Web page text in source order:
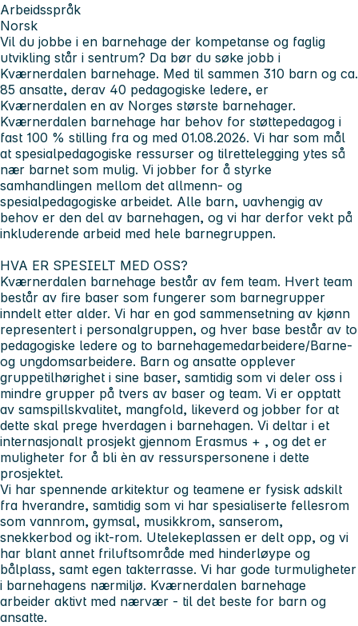
Arbeidsspråk
Norsk
Vil du jobbe i en barnehage der kompetanse og faglig
utvikling står i sentrum? Da bør du søke jobb i
Kværnerdalen barnehage. Med til sammen 310 barn og ca.
85 ansatte, derav 40 pedagogiske ledere, er
Kværnerdalen en av Norges største barnehager.
Kværnerdalen barnehage har behov for støttepedagog i
fast 100 % stilling fra og med 01.08.2026. Vi har som mål
at spesialpedagogiske ressurser og tilrettelegging ytes så
nær barnet som mulig. Vi jobber for å styrke
samhandlingen mellom det allmenn- og
spesialpedagogiske arbeidet. Alle barn, uavhengig av
behov er den del av barnehagen, og vi har derfor vekt på
inkluderende arbeid med hele barnegruppen.
HVA ER SPESIELT MED OSS?
Kværnerdalen barnehage består av fem team. Hvert team
består av fire baser som fungerer som barnegrupper
inndelt etter alder. Vi har en god sammensetning av kjønn
representert i personalgruppen, og hver base består av to
pedagogiske ledere og to barnehagemedarbeidere/Barne-
og ungdomsarbeidere. Barn og ansatte opplever
gruppetilhørighet i sine baser, samtidig som vi deler oss i
mindre grupper på tvers av baser og team. Vi er opptatt
av samspillskvalitet, mangfold, likeverd og jobber for at
dette skal prege hverdagen i barnehagen. Vi deltar i et
internasjonalt prosjekt gjennom Erasmus + , og det er
muligheter for å bli èn av ressurspersonene i dette
prosjektet.
Vi har spennende arkitektur og teamene er fysisk adskilt
fra hverandre, samtidig som vi har spesialiserte fellesrom
som vannrom, gymsal, musikkrom, sanserom,
snekkerbod og ikt-rom. Utelekeplassen er delt opp, og vi
har blant annet friluftsområde med hinderløype og
bålplass, samt egen takterrasse. Vi har gode turmuligheter
i barnehagens nærmiljø. Kværnerdalen barnehage
arbeider aktivt med nærvær - til det beste for barn og
ansatte.